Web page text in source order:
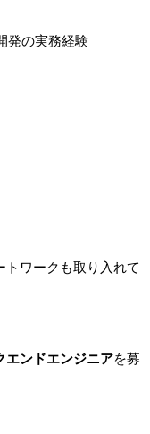
発の実務経験
トワークも取り入れて
エンドエンジニアを募